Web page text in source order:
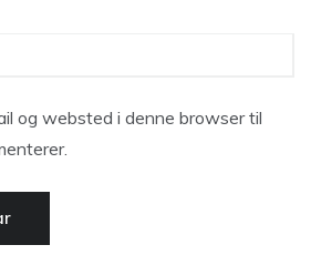
og websted i denne browser til